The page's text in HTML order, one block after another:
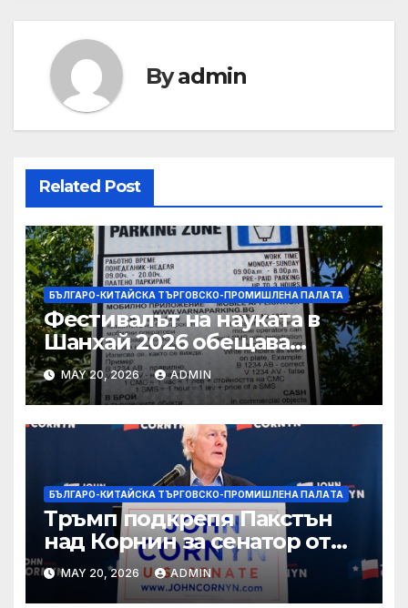
Byadmin
Related Post
БЪЛГАРО-КИТАЙСКА ТЪРГОВСКО-ПРОМИШЛЕНА ПАЛAТА
Фестивалът на науката в
Шанхай 2026 обещава
вълнуващи научно-
технологични иновации
MAY 20, 2026 ADMIN
БЪЛГАРО-КИТАЙСКА ТЪРГОВСКО-ПРОМИШЛЕНА ПАЛAТА
Тръмп подкрепя Пакстън
над Корнин за сенатор от
Тексас в шокираща
подкрепа
MAY 20, 2026 ADMIN